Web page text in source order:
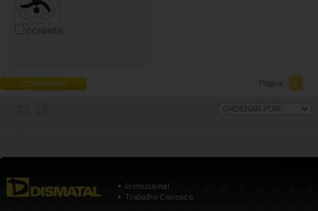
COMPARE
Página: 1
COMPARAR
• Institucional
• Trabalhe Conosco